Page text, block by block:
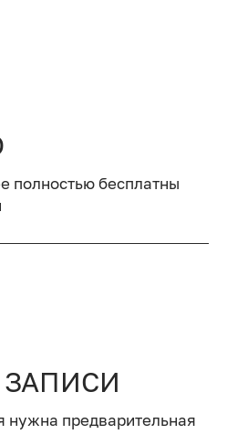
полностью бесплатны
предварительная